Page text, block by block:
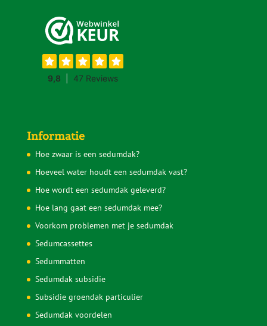
Informatie
Hoe zwaar is een sedumdak?
Hoeveel water houdt een sedumdak vast?
Hoe wordt een sedumdak geleverd?
Hoe lang gaat een sedumdak mee?
Voorkom problemen met je sedumdak
Sedumcassettes
Sedummatten
Sedumdak subsidie
Subsidie groendak particulier
Sedumdak voordelen